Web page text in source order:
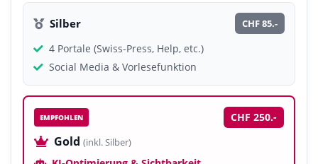
Silber CHF 85.-
4 Portale (Swiss-Press, Help, etc.)
Social Media & Vorlesefunktion
EMPFOHLEN CHF 250.-
Gold (inkl. Silber)